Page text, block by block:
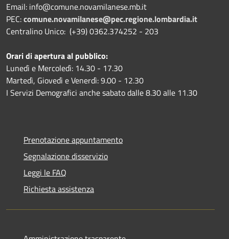
Email: info@comune.novamilanese.mb.it
PEC:comune.novamilanese@pec.regione.lombardia.it
Centralino Unico: (+39) 0362.374252 - 203
Orari di apertura al pubblico:
Lunedì e Mercoledì: 14.30 - 17.30
Martedì, Giovedì e Venerdì: 9.00 - 12.30
I Servizi Demografici anche sabato dalle 8.30 alle 11.30
Prenotazione appuntamento
Segnalazione disservizio
Leggi le FAQ
Richiesta assistenza